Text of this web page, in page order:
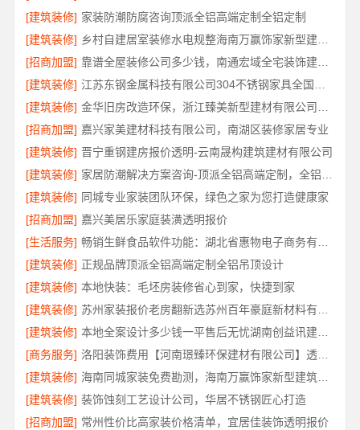
[建筑装修] 家装防潮防腐咨询顶派全铝高端定制全铝定制
[建筑装修]
乡村自建居室装修水电规整海南万赢饰家新型建筑材料有限公司
[招商加盟]
靠谱全屋装修公司多少钱，南通宏域全宅装饰建材有限公司免费报价
[建筑装修]
[建筑装修]
[招商加盟] 嘉兴家美建材科技有限公司，南湖区装修家居专业
[建筑装修] 晋宁重钢建房报价透明-云南晟构建筑建材有限公司
[建筑装修]
[建筑装修] 同城专业家装团队环保，绿色之家为您打造健康家
[招商加盟] 嘉兴美居乐家庭装潢透明报价
[生活服务]
[建筑装修] 正规品牌顶派全铝高端定制全铝吊顶设计
[建筑装修] 本地快装：毛坯房装修省心到家，快捷到家
[建筑装修]
[建筑装修]
本地全案设计多少钱一平售后无忧湖南创益讯建筑有限公司省心装修
[商务服务]
洛阳装饰费用【河南璟臻环保建材有限公司】透明报价省心装修
[建筑装修]
海南同城家装免费勘测，海南万赢饰家新型建筑材料有限公司
[建筑装修] 装饰蚀刻工艺设计公司，华居不锈钢匠心打造
[招商加盟] 常州性价比高家装价格清单，宜居佳装饰透明报价